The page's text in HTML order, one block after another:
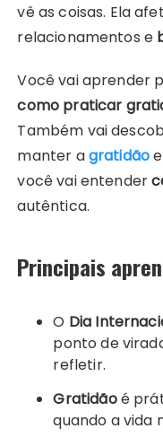
vê as coisas. Ela
relacionamentos e
Você vai aprender
como praticar
Também vai
manter agratidão
você vai entender
autêntica.
Principais
O Dia
ponto de
refletir.
Gratidãoé
quando a vida